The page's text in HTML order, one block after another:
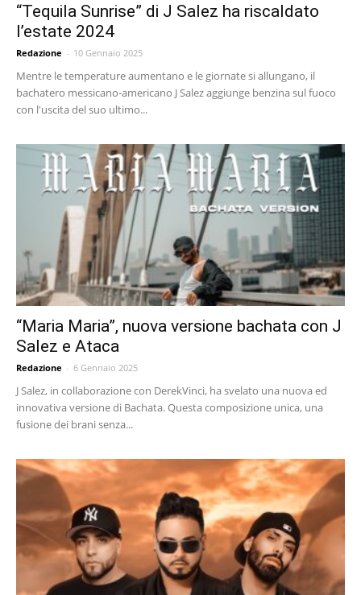
“Tequila Sunrise” di J Salez ha riscaldato
l’estate 2024
Redazione - 10 Gennaio 2025
Mentre le temperature aumentano e le giornate si allungano, il
bachatero messicano-americano J Salez aggiunge benzina sul fuoco
con l'uscita del suo ultimo...
“Maria Maria”, nuova versione bachata con J
Salez e Ataca
Redazione - 6 Gennaio 2025
J Salez, in collaborazione con DerekVinci, ha svelato una nuova ed
innovativa versione di Bachata. Questa composizione unica, una
fusione dei brani senza...